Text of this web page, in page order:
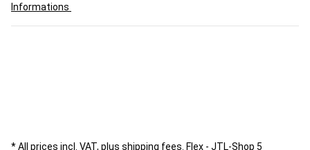
Informations
* All prices incl. VAT, plus shipping fees Flex - JTL-Shop 5